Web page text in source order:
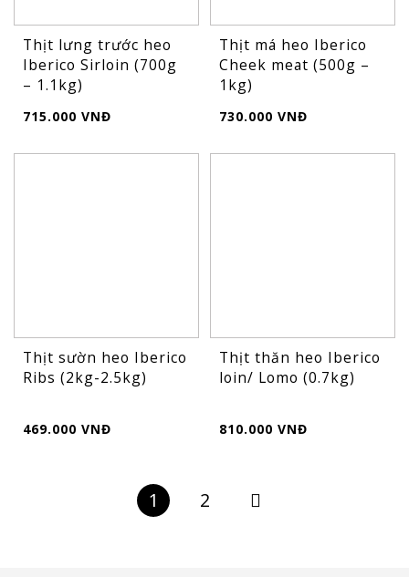
Thịt lưng trước heo
Iberico Sirloin (700g
– 1.1kg)
715.000 VNĐ
Thịt má heo Iberico
Cheek meat (500g –
1kg)
730.000 VNĐ
Thịt sườn heo Iberico
Ribs (2kg-2.5kg)
469.000 VNĐ
Thịt thăn heo Iberico
loin/ Lomo (0.7kg)
810.000 VNĐ
1 2